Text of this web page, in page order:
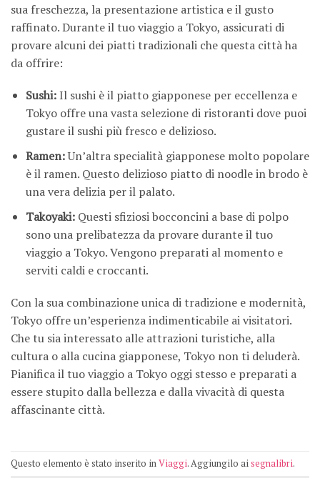
sua freschezza, la presentazione artistica e il gusto
raffinato. Durante il tuo viaggio a Tokyo, assicurati di
provare alcuni dei piatti tradizionali che questa città ha
da offrire:
Sushi:Il sushi è il piatto giapponese per eccellenza e
Tokyo offre una vasta selezione di ristoranti dove puoi
gustare il sushi più fresco e delizioso.
Ramen:Un’altra specialità giapponese molto popolare
è il ramen. Questo delizioso piatto di noodle in brodo è
una vera delizia per il palato.
Takoyaki:Questi sfiziosi bocconcini a base di polpo
sono una prelibatezza da provare durante il tuo
viaggio a Tokyo. Vengono preparati al momento e
serviti caldi e croccanti.
Con la sua combinazione unica di tradizione e modernità,
Tokyo offre un’esperienza indimenticabile ai visitatori.
Che tu sia interessato alle attrazioni turistiche, alla
cultura o alla cucina giapponese, Tokyo non ti deluderà.
Pianifica il tuo viaggio a Tokyo oggi stesso e preparati a
essere stupito dalla bellezza e dalla vivacità di questa
affascinante città.
Questo elemento è stato inserito inViaggi. Aggiungilo aisegnalibri.